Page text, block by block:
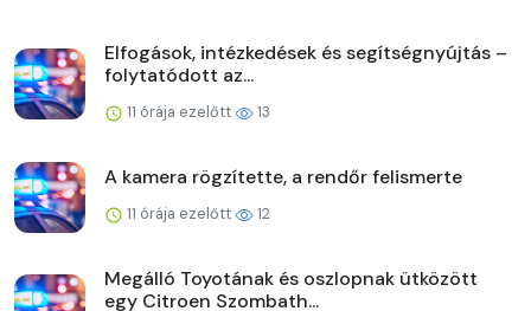
Elfogások, intézkedések és segítségnyújtás –
folytatódott az...
11 órája ezelőtt 13
A kamera rögzítette, a rendőr felismerte
11 órája ezelőtt 12
Megálló Toyotának és oszlopnak ütközött
egy Citroen Szombath...